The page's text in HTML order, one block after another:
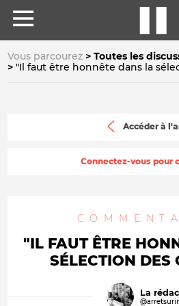
Vous parcourez
Toutes les
"Il faut être honnête dans la
Accéder à
Connectez-vous pour
"IL FAUT ÊTRE
SÉLECTION DES
La